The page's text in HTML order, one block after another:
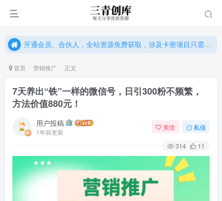
开通会员、合伙人，全站资源免费获取，涉及卡密项目只需单独购卡密（位置：网站右下悬浮按钮）
开通会员、合伙人，全站资源免费获取，涉及卡密项目只需单独购卡密（位置：网站右下悬浮按钮）
首页 营销推广 正文
7天养出“铁”一样的微信号，日引300粉不频繁，
方法价值880元！
用户投稿
1年前更新
关注 私信
314 11